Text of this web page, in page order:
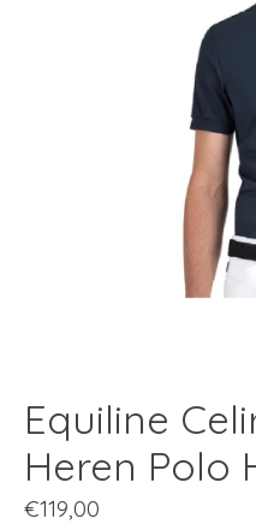
Equiline
Heren Polo
€119,00